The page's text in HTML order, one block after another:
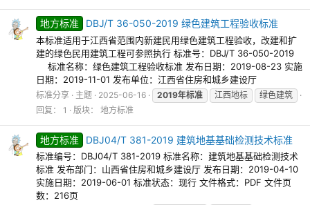
地方标准 DBJ/T 36-050-2019 绿色建筑工程验收标准
本标准适用于江西省范围内新建民用绿色建筑工程验收，改建和扩
建的绿色民用建筑工程可参照执行 标准号：DBJ/T 36-050-2019
标准名称：绿色建筑工程验收标准 发布日期：2019-08-23 实施
日期：2019-11-01 发布单位：江西省住房和城乡建设厅
标准分享 主题 2025-06-16 2019年标准 江西地标
绿色建筑
回复： 1
版块： 地方标准
地方标准 DBJ04/T 381-2019 建筑地基基础检测技术标准
标准编号：DBJ04/T 381-2019 标准名称：建筑地基基础检测技术
标准 发布部门：山西省住房和城乡建设厅 发布日期：2019-04-10
实施日期：2019-06-01 标准状态：现行 文件格式：PDF 文件页
数：216页